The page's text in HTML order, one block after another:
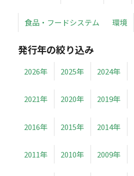
食品・フードシステム 環境
発行年の絞り込み
2026年 2025年 2024年
2021年 2020年 2019年
2016年 2015年 2014年
2011年 2010年 2009年